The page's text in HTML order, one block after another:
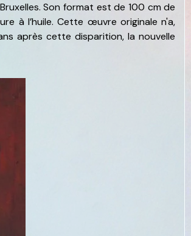
Son format est de 100 cm de
à l’huile. Cette œuvre originale n'a,
après cette disparition, la nouvelle